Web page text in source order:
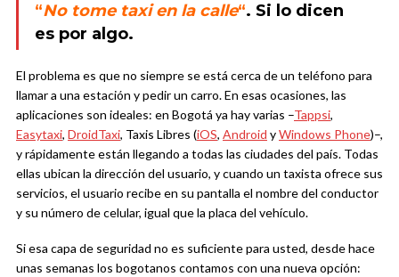
“No tome taxi en la calle“. Si lo dicen
es por algo.
El problema es que no siempre se está cerca de un teléfono para
llamar a una estación y pedir un carro. En esas ocasiones, las
aplicaciones son ideales: en Bogotá ya hay varias –Tappsi,
Easytaxi, DroidTaxi, Taxis Libres (iOS, Android yWindows Phone)–,
y rápidamente están llegando a todas las ciudades del país. Todas
ellas ubican la dirección del usuario, y cuando un taxista ofrece sus
servicios, el usuario recibe en su pantalla el nombre del conductor
y su número de celular, igual que la placa del vehículo.
Si esa capa de seguridad no es suficiente para usted, desde hace
unas semanas los bogotanos contamos con una nueva opción: